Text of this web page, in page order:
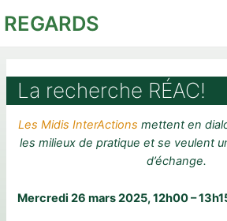
auREGARDS
La recherche RÉAC!
Les Midis InterActions mettent en
les milieux de pratique et se veulent
d’échange.
Mercredi 26 mars 2025, 12h00 –